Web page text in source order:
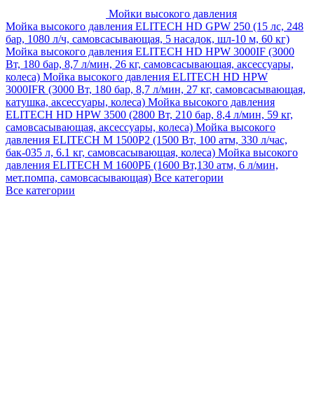
Мойки высокого давления
Мойка высокого давления ELITECH HD GPW 250 (15 лс, 248
бар, 1080 л/ч, самовсасывающая, 5 насадок, шл-10 м, 60 кг)
Мойка высокого давления ELITECH HD HPW 3000IF (3000
Вт, 180 бар, 8,7 л/мин, 26 кг, самовсасывающая, аксессуары,
колеса) Мойка высокого давления ELITECH HD HPW
3000IFR (3000 Вт, 180 бар, 8,7 л/мин, 27 кг, самовсасывающая,
катушка, аксессуары, колеса) Мойка высокого давления
ELITECH HD HPW 3500 (2800 Вт, 210 бар, 8,4 л/мин, 59 кг,
самовсасывающая, аксессуары, колеса) Мойка высокого
давления ELITECH M 1500P2 (1500 Вт, 100 атм, 330 л/час,
бак-035 л, 6.1 кг, самовсасывающая, колеса) Мойка высокого
давления ELITECH М 1600РБ (1600 Вт,130 атм, 6 л/мин,
мет.помпа, самовсасывающая) Все категории
Все категории